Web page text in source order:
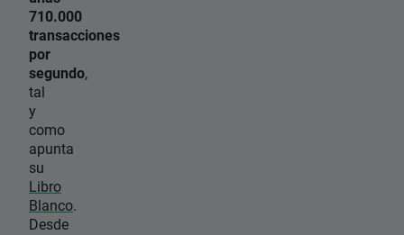
710.000
transacciones
por
segundo,
tal
y
como
apunta
su
Libro
Blanco.
Desde